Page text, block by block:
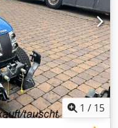
20, total längd 2 895
810 kg. Gräsmattedäck
€ netto. FÖR OSS ÄR
PRISET ÄR
Herr Faller på det
BELÅNING AV DITT
All information ges
på vår hemsida.
bindande och
i bilhallen som
1 / 15